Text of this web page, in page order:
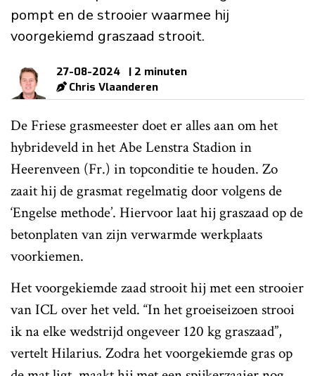
pompt en de strooier waarmee hij
voorgekiemd graszaad strooit.
27-08-2024
| 2 minuten
Chris Vlaanderen
De Friese grasmeester doet er alles aan om het
hybrideveld in het Abe Lenstra Stadion in
Heerenveen (Fr.) in topconditie te houden. Zo
zaait hij de grasmat regelmatig door volgens de
‘Engelse methode’. Hiervoor laat hij graszaad op de
betonplaten van zijn verwarmde werkplaats
voorkiemen.
Het voorgekiemde zaad strooit hij met een strooier
van ICL over het veld. “In het groeiseizoen strooi
ik na elke wedstrijd ongeveer 120 kg graszaad”,
vertelt Hilarius. Zodra het voorgekiemde gras op